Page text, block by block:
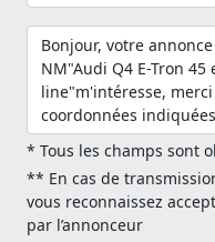
* Tous les champs sont
** En cas de
vous reconnaissez
par l’annonceur